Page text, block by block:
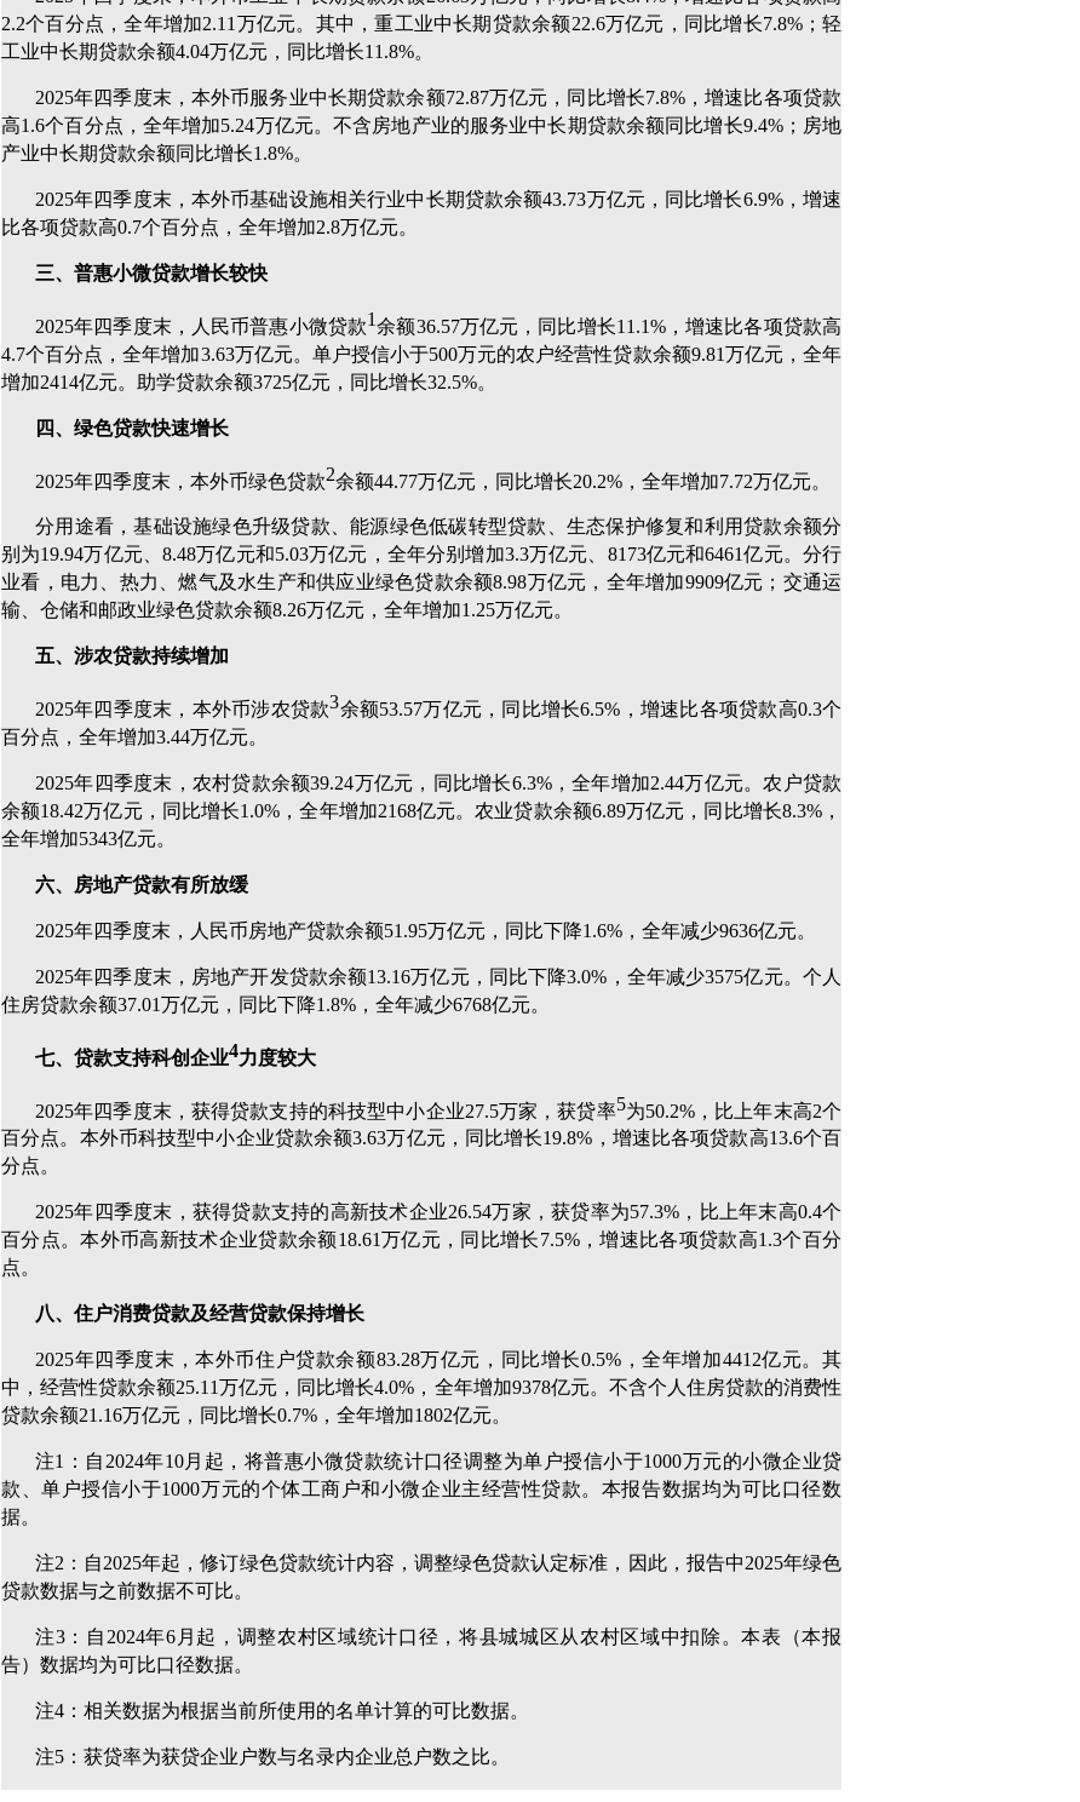
2.2个百分点，全年增加2.11万亿元。其中，重工业中长期贷款余额22.6万亿元，同比增长7.8%；轻
工业中长期贷款余额4.04万亿元，同比增长11.8%。
2025年四季度末，本外币服务业中长期贷款余额72.87万亿元，同比增长7.8%，增速比各项贷款
高1.6个百分点，全年增加5.24万亿元。不含房地产业的服务业中长期贷款余额同比增长9.4%；房地
产业中长期贷款余额同比增长1.8%。
2025年四季度末，本外币基础设施相关行业中长期贷款余额43.73万亿元，同比增长6.9%，增速
比各项贷款高0.7个百分点，全年增加2.8万亿元。
三、普惠小微贷款增长较快
2025年四季度末，人民币普惠小微贷款1余额36.57万亿元，同比增长11.1%，增速比各项贷款高
4.7个百分点，全年增加3.63万亿元。单户授信小于500万元的农户经营性贷款余额9.81万亿元，全年
增加2414亿元。助学贷款余额3725亿元，同比增长32.5%。
四、绿色贷款快速增长
2025年四季度末，本外币绿色贷款2余额44.77万亿元，同比增长20.2%，全年增加7.72万亿元。
分用途看，基础设施绿色升级贷款、能源绿色低碳转型贷款、生态保护修复和利用贷款余额分
别为19.94万亿元、8.48万亿元和5.03万亿元，全年分别增加3.3万亿元、8173亿元和6461亿元。分行
业看，电力、热力、燃气及水生产和供应业绿色贷款余额8.98万亿元，全年增加9909亿元；交通运
输、仓储和邮政业绿色贷款余额8.26万亿元，全年增加1.25万亿元。
五、涉农贷款持续增加
2025年四季度末，本外币涉农贷款3余额53.57万亿元，同比增长6.5%，增速比各项贷款高0.3个
百分点，全年增加3.44万亿元。
2025年四季度末，农村贷款余额39.24万亿元，同比增长6.3%，全年增加2.44万亿元。农户贷款
余额18.42万亿元，同比增长1.0%，全年增加2168亿元。农业贷款余额6.89万亿元，同比增长8.3%，
全年增加5343亿元。
六、房地产贷款有所放缓
2025年四季度末，人民币房地产贷款余额51.95万亿元，同比下降1.6%，全年减少9636亿元。
2025年四季度末，房地产开发贷款余额13.16万亿元，同比下降3.0%，全年减少3575亿元。个人
住房贷款余额37.01万亿元，同比下降1.8%，全年减少6768亿元。
七、贷款支持科创企业4力度较大
2025年四季度末，获得贷款支持的科技型中小企业27.5万家，获贷率5为50.2%，比上年末高2个
百分点。本外币科技型中小企业贷款余额3.63万亿元，同比增长19.8%，增速比各项贷款高13.6个百
分点。
2025年四季度末，获得贷款支持的高新技术企业26.54万家，获贷率为57.3%，比上年末高0.4个
百分点。本外币高新技术企业贷款余额18.61万亿元，同比增长7.5%，增速比各项贷款高1.3个百分
点。
八、住户消费贷款及经营贷款保持增长
2025年四季度末，本外币住户贷款余额83.28万亿元，同比增长0.5%，全年增加4412亿元。其
中，经营性贷款余额25.11万亿元，同比增长4.0%，全年增加9378亿元。不含个人住房贷款的消费性
贷款余额21.16万亿元，同比增长0.7%，全年增加1802亿元。
注1：自2024年10月起，将普惠小微贷款统计口径调整为单户授信小于1000万元的小微企业贷
款、单户授信小于1000万元的个体工商户和小微企业主经营性贷款。本报告数据均为可比口径数
据。
注2：自2025年起，修订绿色贷款统计内容，调整绿色贷款认定标准，因此，报告中2025年绿色
贷款数据与之前数据不可比。
注3：自2024年6月起，调整农村区域统计口径，将县城城区从农村区域中扣除。本表（本报
告）数据均为可比口径数据。
注4：相关数据为根据当前所使用的名单计算的可比数据。
注5：获贷率为获贷企业户数与名录内企业总户数之比。